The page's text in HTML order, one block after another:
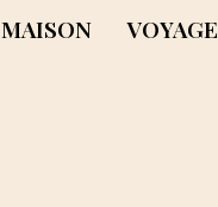
MAISON VOYAGE